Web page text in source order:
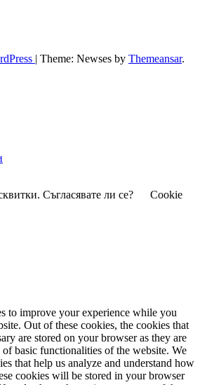
| Theme: Newses by Themeansar.
Съгласявате ли се?
Cookie
to improve your experience while you
Out of these cookies, the cookies that
are stored on your browser as they are
basic functionalities of the website. We
that help us analyze and understand how
cookies will be stored in your browser